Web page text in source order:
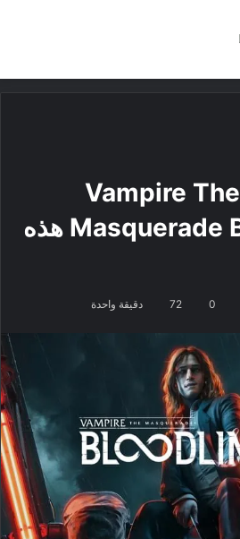
لن تصدر لعبة Vampire The
Masquerade Bloodlines 2 هذه
0
72 دقيقة واحدة